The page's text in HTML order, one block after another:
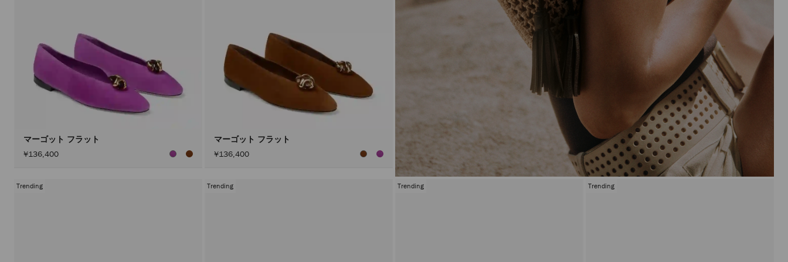
マーゴット フラット
¥136,400
マーゴット フラット
¥136,400
Trending Trending Trending Trending